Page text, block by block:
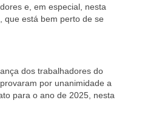
e, em especial, nesta
que está bem perto de se
dos trabalhadores do
por unanimidade a
para o ano de 2025, nesta